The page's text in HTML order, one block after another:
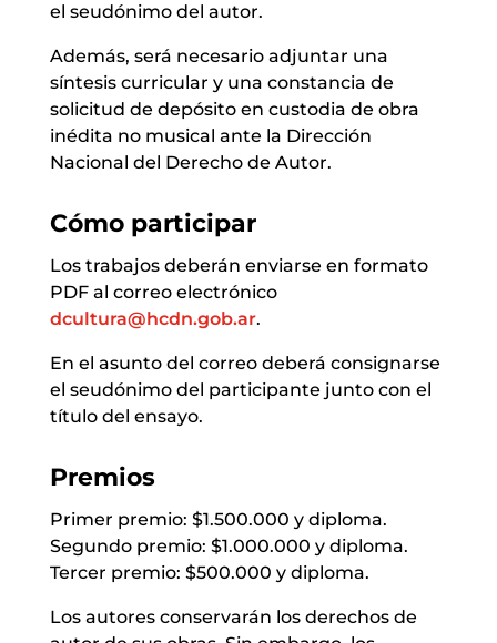
el seudónimo del autor.
Además, será necesario adjuntar una
síntesis curricular y una constancia de
solicitud de depósito en custodia de obra
inédita no musical ante la Dirección
Nacional del Derecho de Autor.
Cómo participar
Los trabajos deberán enviarse en formato
PDF al correo electrónico
dcultura@hcdn.gob.ar.
En el asunto del correo deberá consignarse
el seudónimo del participante junto con el
título del ensayo.
Premios
Primer premio: $1.500.000 y diploma.
Segundo premio: $1.000.000 y diploma.
Tercer premio: $500.000 y diploma.
Los autores conservarán los derechos de